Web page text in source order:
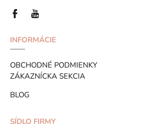
INFORMÁCIE
OBCHODNÉ PODMIENKY
ZÁKAZNÍCKA SEKCIA
BLOG
SÍDLO FIRMY